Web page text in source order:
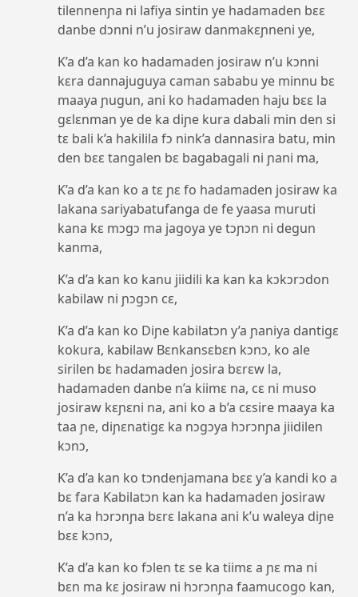
tilennenɲa ni lafiya sintin ye hadamaden bɛɛ
danbe dɔnni n’u josiraw danmakɛɲneni ye,
K’a d’a kan ko hadamaden josiraw n’u kɔnni
kɛra dannajuguya caman sababu ye minnu bɛ
maaya ɲugun, ani ko hadamaden haju bɛɛ la
gɛlɛnman ye de ka diɲe kura dabali min den si
tɛ bali k’a hakilila fɔ nink’a dannasira batu, min
den bɛɛ tangalen bɛ bagabagali ni ɲani ma,
K’a d’a kan ko a tɛ ɲɛ fo hadamaden josiraw ka
lakana sariyabatufanga de fe yaasa muruti
kana kɛ mɔgɔ ma jagoya ye tɔɲɔn ni degun
kanma,
K’a d’a kan ko kanu jiidili ka kan ka kɔkɔrɔdon
kabilaw ni ɲɔgɔn cɛ,
K’a d’a kan ko Diɲe kabilatɔn y’a ɲaniya dantigɛ
kokura, kabilaw Bɛnkansɛbɛn kɔnɔ, ko ale
sirilen bɛ hadamaden josira bɛrɛw la,
hadamaden danbe n’a kiimɛ na, cɛ ni muso
josiraw kɛɲɛni na, ani ko a b’a cɛsire maaya ka
taa ɲe, diɲɛnatigɛ ka nɔgɔya hɔrɔnɲa jiidilen
kɔnɔ,
K’a d’a kan ko tɔndenjamana bɛɛ y’a kandi ko a
bɛ fara Kabilatɔn kan ka hadamaden josiraw
n’a ka hɔrɔnɲa bɛrɛ lakana ani k’u waleya diɲe
bɛɛ kɔnɔ,
K’a d’a kan ko fɔlen tɛ se ka tiimɛ a ɲɛ ma ni
bɛn ma kɛ josiraw ni hɔrɔnɲa faamucogo kan,